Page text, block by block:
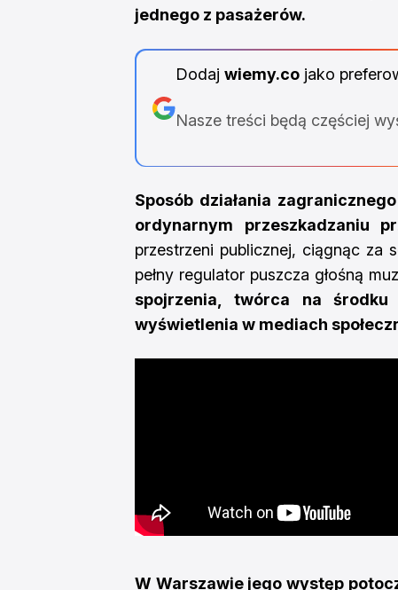
jednego z pasażerów.
Dodaj wiemy.cojako
Nasze treści będą częściej
Sposób działania
ordynarnym przeszkadzaniu
przestrzeni publicznej, ciągnąc za
pełny regulator puszcza głośną
spojrzenia, twórca na
wyświetlenia w mediach
W Warszawie jego występ